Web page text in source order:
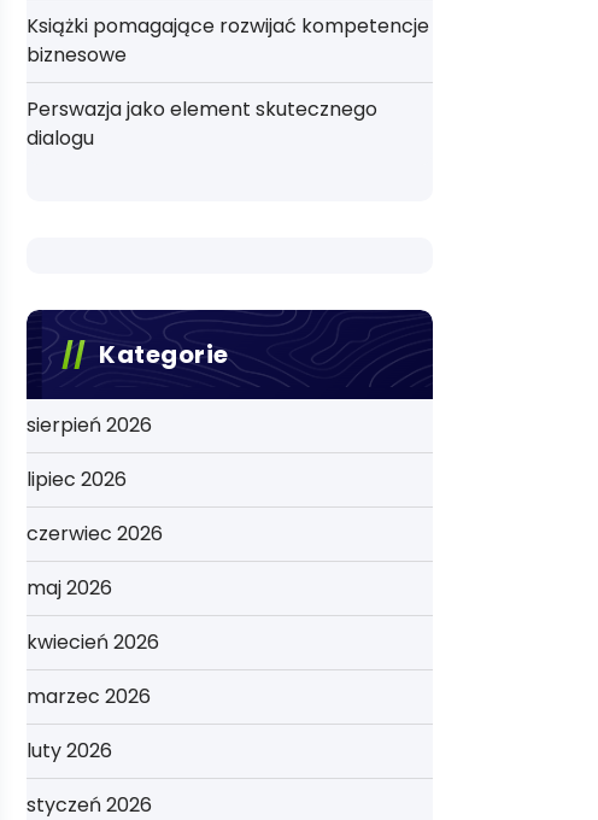
Książki pomagające rozwijać kompetencje
biznesowe
Perswazja jako element skutecznego
dialogu
Kategorie
sierpień 2026
lipiec 2026
czerwiec 2026
maj 2026
kwiecień 2026
marzec 2026
luty 2026
styczeń 2026